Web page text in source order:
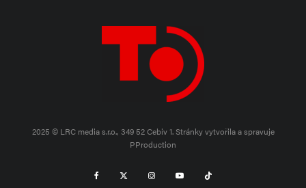
2025 © LRC media s.r.o., 349 52 Cebiv 1.Stránky vytvořila a spravuje
PProduction